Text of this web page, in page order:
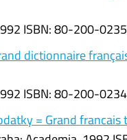
ISBN: 80-200-
dictionnaire
ISBN: 80-200-
= Grand